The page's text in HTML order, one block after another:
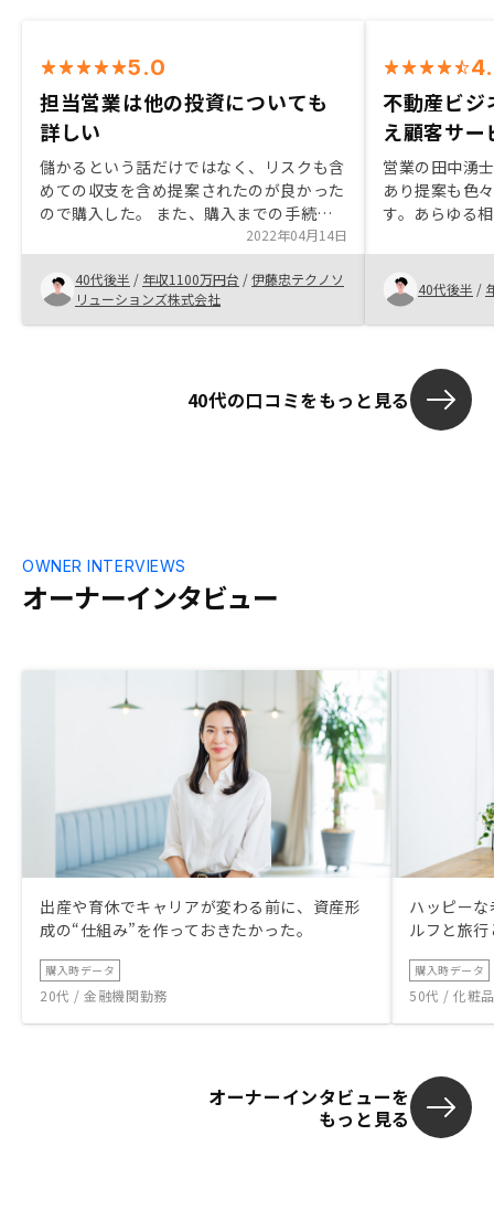
5.0
担当営業は他の投資についても
詳しい
儲かるという話だけではなく、リスクも含
めての収支を含め提案されたのが良かった
ので購入した。 また、購入までの手続き
が年々IT化されており、契約時のストレ
ス・面倒くささがなくなってきている。
担当営業はiDeCo、積立NISAにも精通し
ていて不動産投資と比較したメリデメ含め
提案してくれる。以前の様なフットワーク
2022年04月14日
40代後半 / 年収1100万円台 /伊藤忠テクノソ
リューションズ株式会社
不動産ビジ
え顧客サ
営業の田中湧
あり提案も色
す。あらゆる
難しいデジタ
ビジネスにア
やすさを一つ
でした。アフ
スティナブル
受けました。
ファイナンシ
40代後半 /
40代の口コミをもっと見る
オーナーインタビュー
OWNER INTERVIEWS
出産や育休でキャリアが変わる前に、資産形
成の“仕組み”を作っておきたかった。
購入時データ
20代 / 金融機関勤務
ハッピー
ルフと旅
購入時データ
50代 / 化粧
オーナーインタビューを
もっと見る